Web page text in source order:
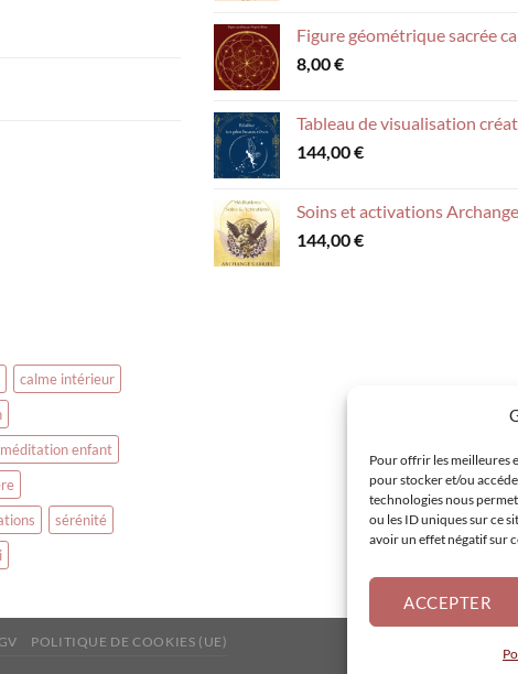
Pour offrir les meilleures
pour stocker et/ou
technologies nous
ou les ID uniques sur ce
avoir un effet négatif sur
ACCEPTER
Figure géométrique sacrée
8,00€
Tableau de visualisation
144,00€
Soins et activations
144,00€
calme intérieur
méditation enfant
sérénité
POLITIQUE DE COOKIES (UE)